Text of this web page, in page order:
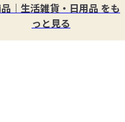
｜生活雑貨・日用品 をも
っと見る